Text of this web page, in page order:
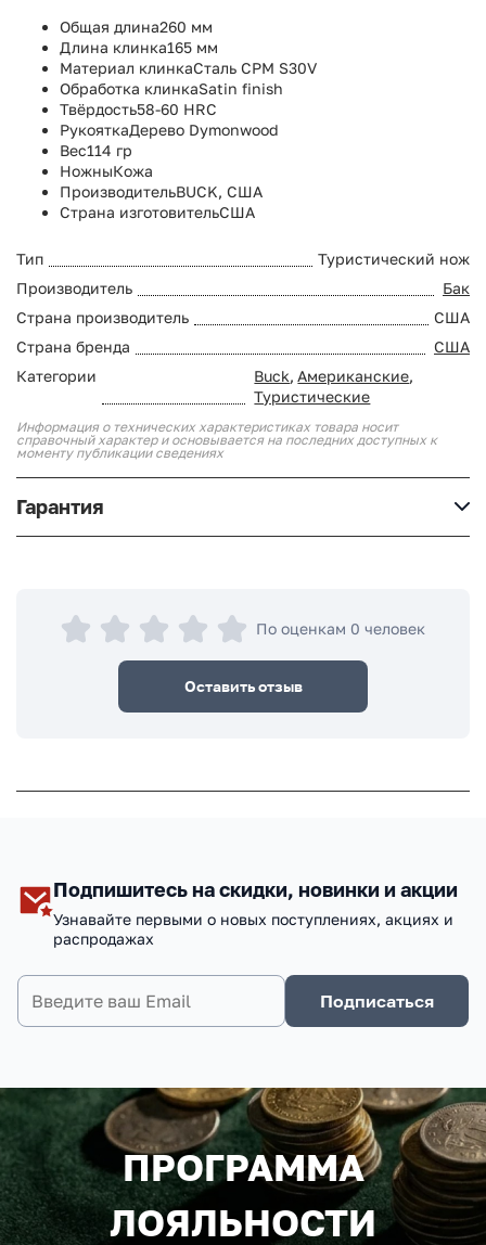
Общая длина260 мм
Длина клинка165 мм
Материал клинкаСталь CPM S30V
Обработка клинкаSatin finish
Твёрдость58-60 HRC
РукояткаДерево Dymonwood
Вес114 гр
НожныКожа
ПроизводительBUCK, США
Страна изготовительСША
Тип
Туристический нож
Производитель
Бак
Страна производитель
США
Страна бренда
США
Категории
Buck, Американские,
Туристические
Информация о технических характеристиках товара носит
справочный характер и основывается на последних доступных к
моменту публикации сведениях
Гарантия
По оценкам 0 человек
Оставить отзыв
Подпишитесь на скидки, новинки и акции
Узнавайте первыми о новых поступлениях, акциях и
распродажах
Подписаться
ПРОГРАММА
ЛОЯЛЬНОСТИ